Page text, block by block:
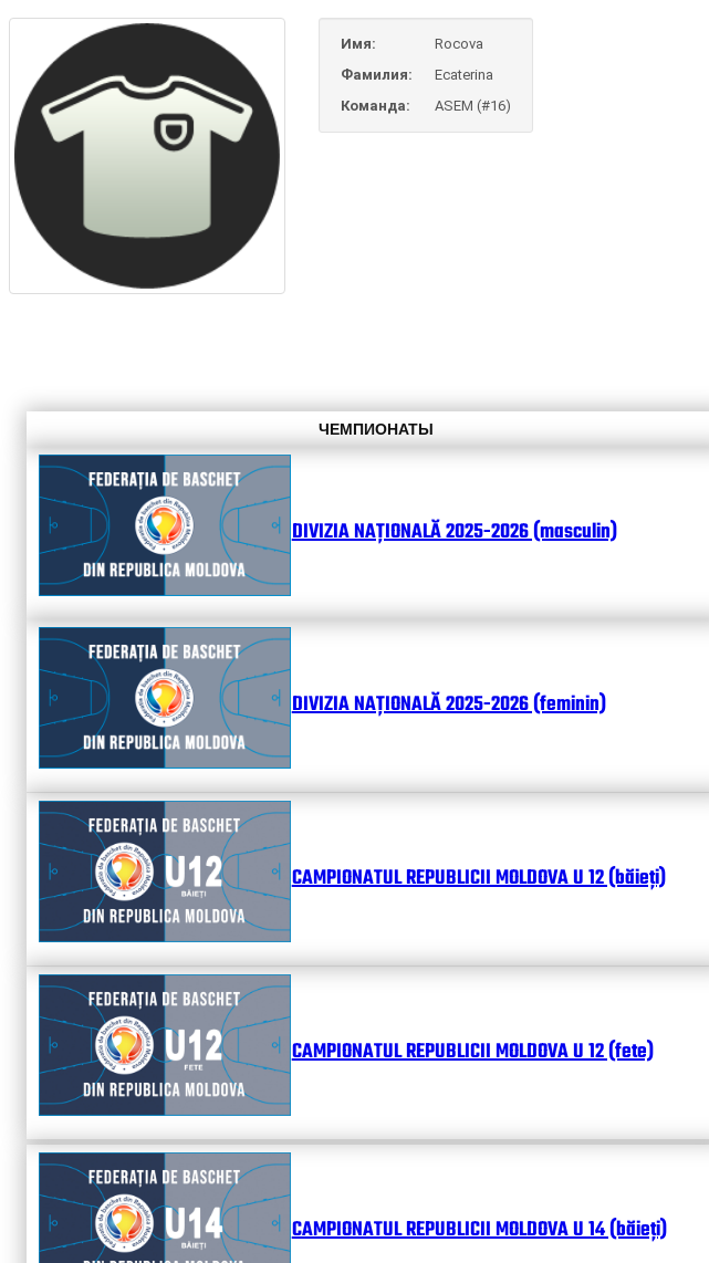
Имя:
Rocova
Фамилия:
Ecaterina
Команда:
ASEM (#16)
ЧЕМПИОНАТЫ
DIVIZIA NAȚIONALĂ 2025-2026 (masculin)
DIVIZIA NAȚIONALĂ 2025-2026 (feminin)
CAMPIONATUL REPUBLICII MOLDOVA U 12 (băieți)
CAMPIONATUL REPUBLICII MOLDOVA U 12 (fete)
CAMPIONATUL REPUBLICII MOLDOVA U 14 (băieți)